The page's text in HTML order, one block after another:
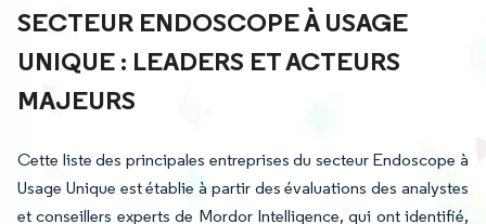
SECTEUR ENDOSCOPE À USAGE
UNIQUE : LEADERS ET ACTEURS
MAJEURS
Cette liste des principales entreprises du secteur Endoscope à
Usage Unique est établie à partir des évaluations des analystes
et conseillers experts de Mordor Intelligence, qui ont identifié,